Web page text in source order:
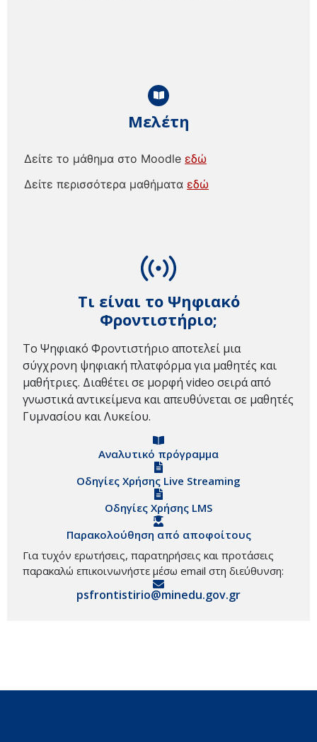
Τι είναι το Ψηφιακό
Φροντιστήριο;
Το Ψηφιακό Φροντιστήριο αποτελεί μια
σύγχρονη ψηφιακή πλατφόρμα για μαθητές και
μαθήτριες. Διαθέτει σε μορφή video σειρά από
γνωστικά αντικείμενα και απευθύνεται σε μαθητές
Γυμνασίου και Λυκείου.
Αναλυτικό πρόγραμμα
Οδηγίες Χρήσης Live Streaming
Οδηγίες Χρήσης LMS
Παρακολούθηση από αποφοίτους
Για τυχόν ερωτήσεις, παρατηρήσεις και προτάσεις
παρακαλώ επικοινωνήστε μέσω email στη διεύθυνση:
psfrontistirio@minedu.gov.gr
Μελέτη
Δείτε το μάθημα στο Moodle εδώ
Δείτε περισσότερα μαθήματα εδώ